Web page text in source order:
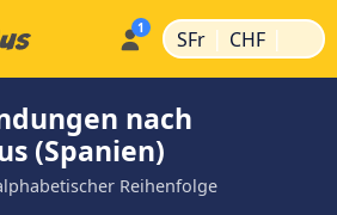
SFr | CHF |
nach
(Spanien)
Reihenfolge